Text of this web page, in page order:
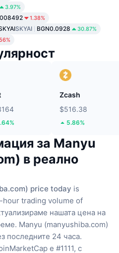
3.97%
1.38%
SKYAI BGN0.0928 30.87%
Zcash
$516.38
5.86%
за Manyu
в реално
price today is
hour trading volume of
нашата цена на
Manyu (manyushiba.com)
последните 24 часа.
е #1111, с